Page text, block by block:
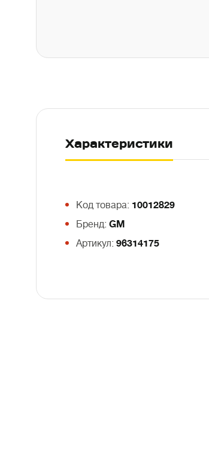
Характеристики
Код товара: 10012829
Бренд: GM
Артикул: 96314175